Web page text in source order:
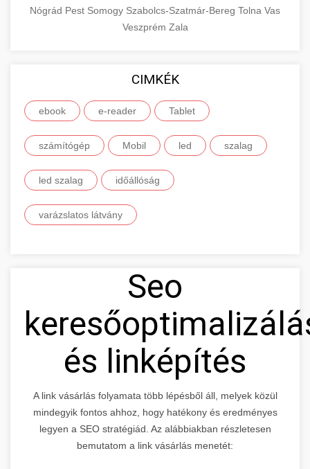
Nógrád Pest Somogy Szabolcs-Szatmár-Bereg Tolna Vas
Veszprém Zala
CIMKÉK
ebook e-reader Tablet
számítógép Mobil led szalag
led szalag időállóság
varázslatos látvány
Seo
és linképítés
A link vásárlás folyamata több lépésből áll, melyek közül
mindegyik fontos ahhoz, hogy hatékony és eredményes
legyen a SEO stratégiád. Az alábbiakban részletesen
bemutatom a link vásárlás menetét: